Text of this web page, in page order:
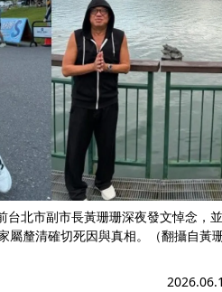
北市副市長黃珊珊深夜發文悼念，
釐清確切死因與真相。（翻攝自黃珊